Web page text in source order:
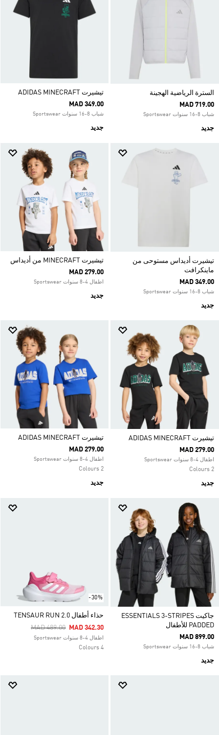
السترة الرياضية الهجينة
MAD 719.00
شباب 8-16 سنوات Sportswear
جديد
تيشيرت ADIDAS MINECRAFT
MAD 349.00
شباب 8-16 سنوات Sportswear
جديد
تيشيرت أديداس مستوحى من
ماينكرافت
MAD 349.00
شباب 8-16 سنوات Sportswear
جديد
تيشيرت MINECRAFT من أديداس
MAD 279.00
اطفال 4-8 سنوات Sportswear
جديد
تيشيرت ADIDAS MINECRAFT
MAD 279.00
اطفال 4-8 سنوات Sportswear
2 Colours
جديد
تيشيرت ADIDAS MINECRAFT
MAD 279.00
اطفال 4-8 سنوات Sportswear
2 Colours
جديد
جاكيت ESSENTIALS 3-STRIPES
PADDED للأطفال
MAD 899.00
شباب 8-16 سنوات Sportswear
جديد
-30%
حذاء أطفال TENSAUR RUN 2.0
Price Reduced From
MAD 489.00ToMAD 342.30
اطفال 4-8 سنوات Sportswear
4 Colours